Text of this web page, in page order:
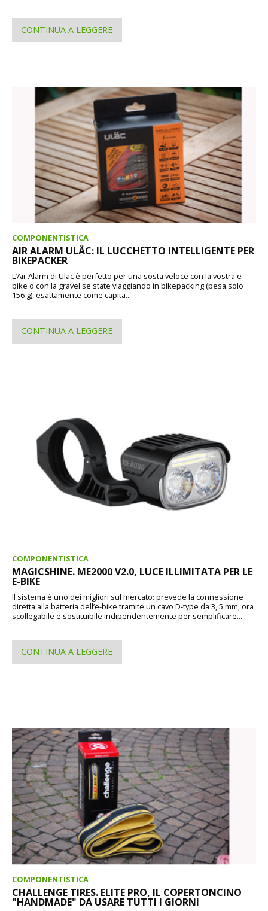
CONTINUA A LEGGERE
COMPONENTISTICA
AIR ALARM ULÄC: IL LUCCHETTO INTELLIGENTE PER
BIKEPACKER
L’Air Alarm di Uläc è perfetto per una sosta veloce con la vostra e-
bike o con la gravel se state viaggiando in bikepacking (pesa solo
156 g), esattamente come capita...
CONTINUA A LEGGERE
COMPONENTISTICA
MAGICSHINE. ME2000 V2.0, LUCE ILLIMITATA PER LE
E-BIKE
Il sistema è uno dei migliori sul mercato: prevede la connessione
diretta alla batteria dell’e-bike tramite un cavo D-type da 3, 5 mm, ora
scollegabile e sostituibile indipendentemente per semplificare...
CONTINUA A LEGGERE
COMPONENTISTICA
CHALLENGE TIRES. ELITE PRO, IL COPERTONCINO
"HANDMADE" DA USARE TUTTI I GIORNI